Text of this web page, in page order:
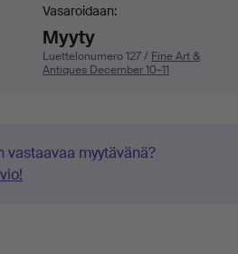
Vasaroidaan:
Myyty
Luettelonumero 127 / Fine Art &
Antiques December 10–11
vastaavaa myytävänä?